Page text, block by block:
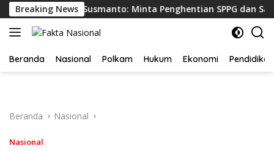
Langsung
ke
konten
Breaking News
Rudy Susmanto: Minta Penghentian SPPG dan Sampel
Beranda Nasional Polkam Hukum Ekonomi Pendidikan
Beranda Nasional
Nasional